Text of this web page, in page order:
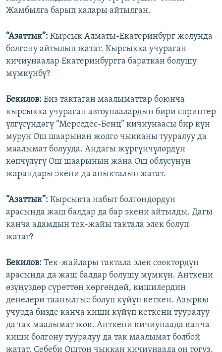
Жамбылга барып калары айтылган.
“Азаттык”: Кырсык Алматы-Екатеринбург жолунда
болгону айтылып жатат. Кырсыкка учураган
кичиунаалар Екатеринбургга бараткан болушу
мүмкүнбү?
Бекилов: Биз тактаган маалыматтар боюнча
кырсыкка учураган автоунаалардын бири спринтер
үлгүсүндөгү “Мерседес-Бенц” кичиунаасы бир күн
мурун Ош шаарынан жолго чыкканы тууралуу да
маалымат болууда. Андагы жүргүнчүлөрдүн
көпчүлүгү Ош шаарынын жана Ош облусунун
жарандары экени да аныкталып жатат.
“Азаттык”: Кырсыкта набыт болгондордун
арасында жаш балдар да бар экени айтылды. Дагы
канча адамдын тек-жайы тактала элек болуп
жатат?
Бекилов: Тек-жайлары тактала элек сөөктөрдүн
арасында да жаш балдар болушу мүмкүн. Анткени
өзүңүздөр сүрөттөн көргөндөй, кишилердин
денелери таанылгыс болуп күйүп кеткен. Азыркы
учурда бизде канча киши күйүп кеткени тууралуу
да так маалымат жок. Анткени кичиунаада канча
киши болгону тууралуу да так маалымат болбой
жатат. Себеби Оштон чыккан кичиунаада он тогуз,